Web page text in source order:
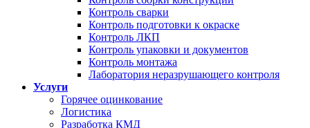
Контроль сварки
Контроль подготовки к окраске
Контроль ЛКП
Контроль упаковки и документов
Контроль монтажа
Лаборатория неразрушающего контроля
Услуги
Горячее оцинкование
Логистика
Разработка КМД